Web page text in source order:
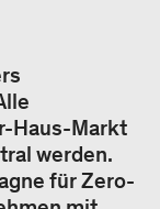
Haus-Markt
werden.
für Zero-